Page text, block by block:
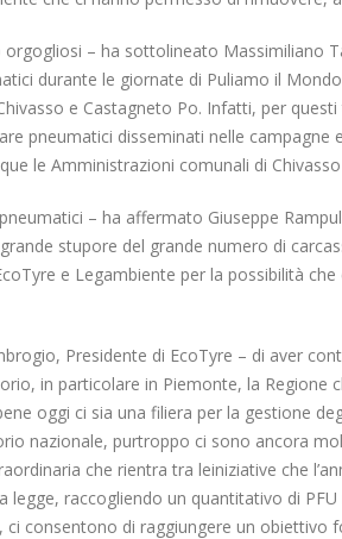
– ha sottolineato Massimiliano
durante le giornate di Puliamo il
e Castagneto Po. Infatti, per
pneumatici disseminati nelle campagne
le Amministrazioni comunali di
– ha affermato Giuseppe
stupore del grande numero di
e Legambiente per la possibilità
Presidente di EcoTyre – di aver
in particolare in Piemonte, la Regione
oggi ci sia una filiera per la gestione
nazionale, purtroppo ci sono ancora
che rientra tra leiniziative che
legge, raccogliendo un quantitativo di
consentono di raggiungere un obiettivo